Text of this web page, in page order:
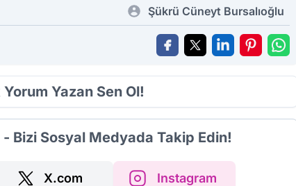
Şükrü Cüneyt Bursalıoğlu
Yorum Yazan Sen Ol!
Bizi Sosyal Medyada Takip Edin!
X.com Instagram